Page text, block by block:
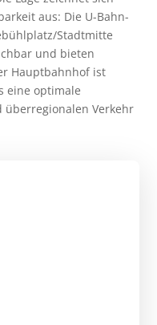
aus: Die U-Bahn-
Stadtmitte
und bieten
Hauptbahnhof ist
eine optimale
Verkehr